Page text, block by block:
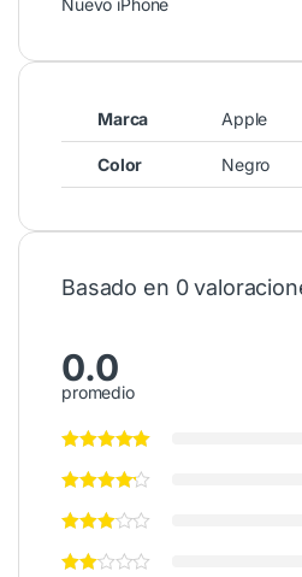
Nuevo iPhone
Marca Apple
Color Negro
Basado en 0
0.0
promedio